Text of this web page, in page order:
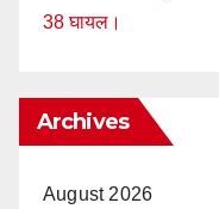
38 घायल।
Archives
August 2026